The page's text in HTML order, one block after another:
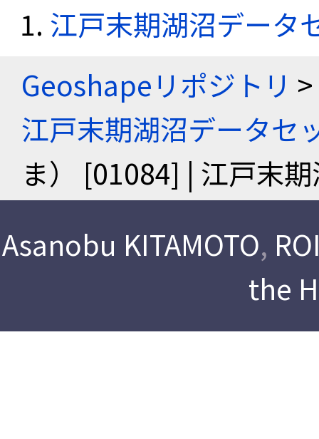
江戸末期湖沼データ
Geoshapeリポジトリ >
江戸末期湖沼データセ
ま） [01084] | 江戸末
Asanobu KITAMOTO,
the